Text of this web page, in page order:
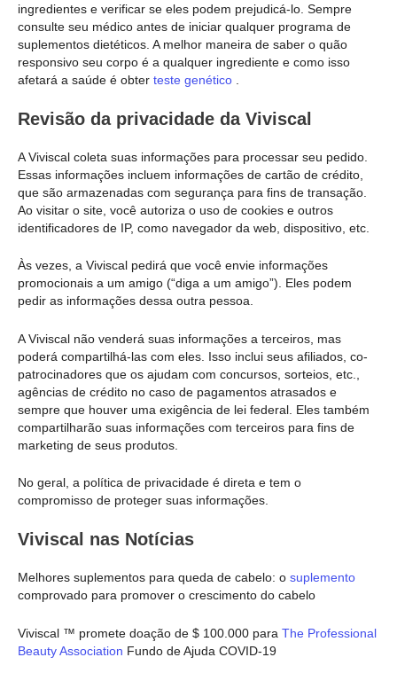
ingredientes e verificar se eles podem prejudicá-lo. Sempre
consulte seu médico antes de iniciar qualquer programa de
suplementos dietéticos. A melhor maneira de saber o quão
responsivo seu corpo é a qualquer ingrediente e como isso
afetará a saúde é obter teste genético
Revisão da privacidade da Viviscal
A Viviscal coleta suas informações para processar seu pedido.
Essas informações incluem informações de cartão de crédito,
que são armazenadas com segurança para fins de transação.
Ao visitar o site, você autoriza o uso de cookies e outros
identificadores de IP, como navegador da web, dispositivo, etc.
Às vezes, a Viviscal pedirá que você envie informações
promocionais a um amigo (“diga a um amigo”). Eles podem
pedir as informações dessa outra pessoa.
A Viviscal não venderá suas informações a terceiros, mas
poderá compartilhá-las com eles. Isso inclui seus afiliados, co-
patrocinadores que os ajudam com concursos, sorteios, etc.,
agências de crédito no caso de pagamentos atrasados e
sempre que houver uma exigência de lei federal. Eles também
compartilharão suas informações com terceiros para fins de
marketing de seus produtos.
No geral, a política de privacidade é direta e tem o
compromisso de proteger suas informações.
Viviscal nas Notícias
Melhores suplementos para queda de cabelo: o suplemento
comprovado para promover o crescimento do cabelo
Viviscal ™ promete doação de $ 100.000 para The Professional
Beauty Association Fundo de Ajuda COVID-19